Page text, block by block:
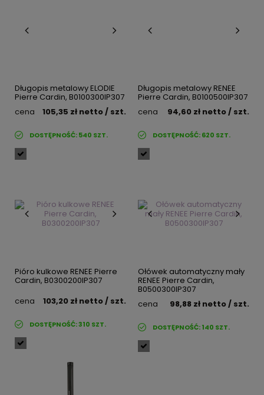
Długopis metalowy ELODIE
Pierre Cardin, B0100300IP307
cena
105,35 zł netto/ szt.
DOSTĘPNOŚĆ:540 SZT.
Długopis metalowy RENEE
Pierre Cardin, B0100500IP307
cena
94,60 zł netto/ szt.
DOSTĘPNOŚĆ:620 SZT.
Pióro kulkowe RENEE Pierre
Cardin, B0300200IP307
cena
103,20 zł netto/ szt.
DOSTĘPNOŚĆ:310 SZT.
Ołówek automatyczny mały
RENEE Pierre Cardin,
B0500300IP307
cena
98,88 zł netto/ szt.
DOSTĘPNOŚĆ:140 SZT.